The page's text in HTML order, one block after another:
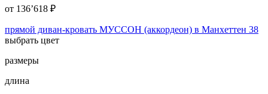
от 136’618 ₽
прямой диван-кровать МУССОН (аккордеон) в Манхеттен 38
выбрать цвет
размеры
длина